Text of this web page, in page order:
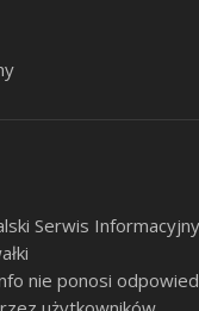
Serwis
nie ponosi